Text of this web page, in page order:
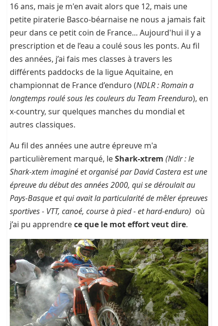
16 ans, mais je m'en avait alors que 12, mais une
petite piraterie Basco-béarnaise ne nous a jamais fait
peur dans ce petit coin de France... Aujourd'hui il y a
prescription et de l’eau a coulé sous les ponts. Au fil
des années, j’ai fais mes classes à travers les
différents paddocks de la ligue Aquitaine, en
championnat de France d’enduro (NDLR : Romain a
longtemps roulé sous les couleurs du Team Freenduro), en
x-country, sur quelques manches du mondial et
autres classiques.
Au fil des années une autre épreuve m'a
particulièrement marqué, leShark-xtrem (Ndlr : le
Shark-xtem imaginé et organisé par David Castera est une
épreuve du début des années 2000, qui se déroulait au
Pays-Basque et qui avait la particularité de mêler épreuves
sportives - VTT, canoé, course à pied - et hard-enduro) où
j’ai pu apprendrece que le mot effort veut dire.